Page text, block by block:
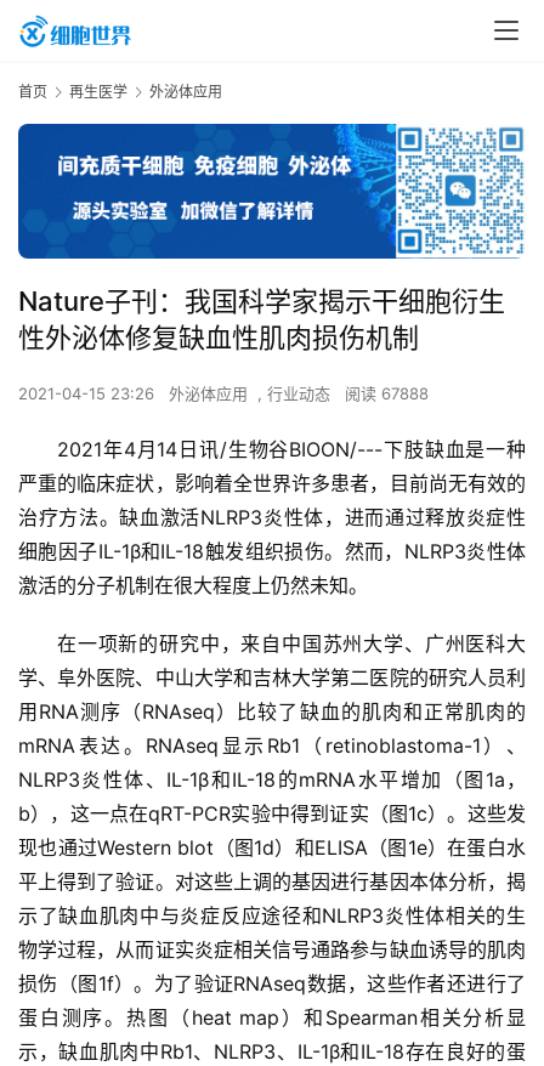
首页 再生医学 外泌体应用
Nature子刊：我国科学家揭示干细胞衍生
性外泌体修复缺血性肌肉损伤机制
2021-04-15 23:26 外泌体应用 , 行业动态 阅读 67888
2021年4月14日讯/生物谷BIOON/---下肢缺血是一种
严重的临床症状，影响着全世界许多患者，目前尚无有效的
治疗方法。缺血激活NLRP3炎性体，进而通过释放炎症性
细胞因子IL-1β和IL-18触发组织损伤。然而，NLRP3炎性体
激活的分子机制在很大程度上仍然未知。
在一项新的研究中，来自中国苏州大学、广州医科大
学、阜外医院、中山大学和吉林大学第二医院的研究人员利
用RNA测序（RNAseq）比较了缺血的肌肉和正常肌肉的
mRNA表达。RNAseq显示Rb1（retinoblastoma-1）、
NLRP3炎性体、IL-1β和IL-18的mRNA水平增加（图1a，
b），这一点在qRT-PCR实验中得到证实（图1c）。这些发
现也通过Western blot（图1d）和ELISA（图1e）在蛋白水
平上得到了验证。对这些上调的基因进行基因本体分析，揭
示了缺血肌肉中与炎症反应途径和NLRP3炎性体相关的生
物学过程，从而证实炎症相关信号通路参与缺血诱导的肌肉
损伤（图1f）。为了验证RNAseq数据，这些作者还进行了
蛋白测序。热图（heat map）和Spearman相关分析显
示，缺血肌肉中Rb1、NLRP3、IL-1β和IL-18存在良好的蛋